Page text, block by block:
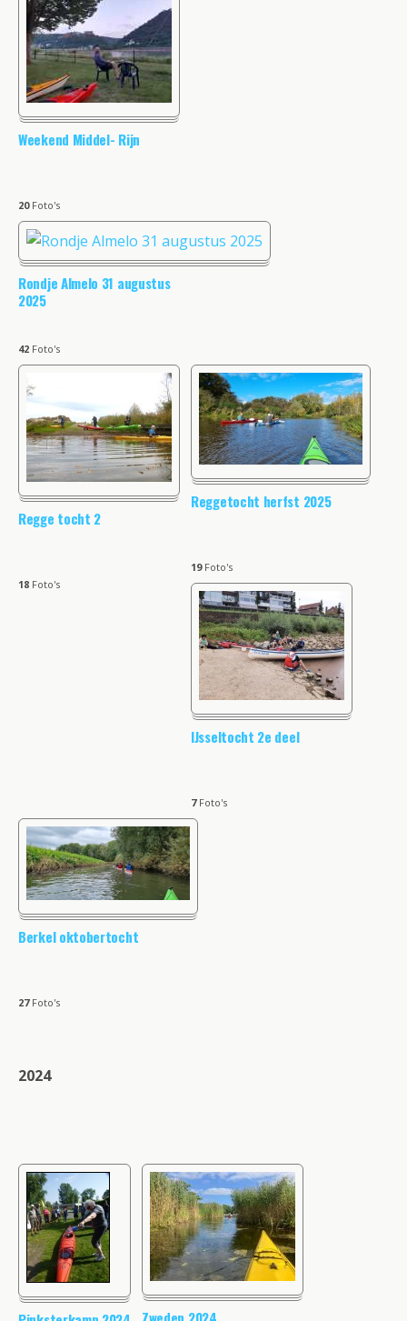
Weekend Middel- Rijn
20Foto's
Rondje Almelo 31 augustus
2025
42 Foto's
Regge tocht 2
18 Foto's
Reggetocht herfst 2025
19Foto's
IJsseltocht 2e deel
7Foto's
Berkel oktobertocht
27Foto's
2024